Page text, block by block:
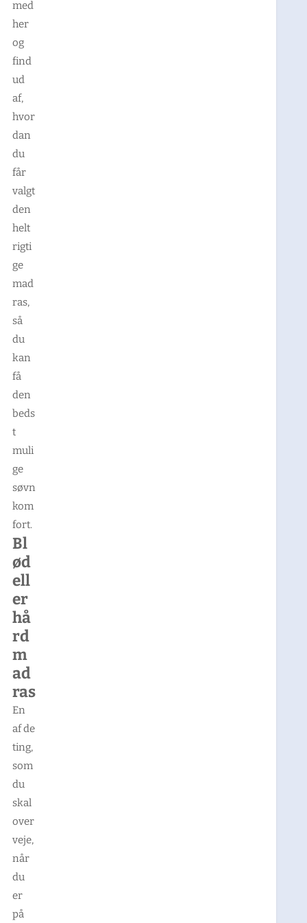
med
her
og
find
ud
af,
hvor
dan
du
får
valgt
den
helt
rigti
ge
mad
ras,
så
du
kan
få
den
beds
t
muli
ge
søvn
kom
fort.
Bl
ød
ell
er
hå
rd
m
ad
ras
En
af de
ting,
som
du
skal
over
veje,
når
du
er
på